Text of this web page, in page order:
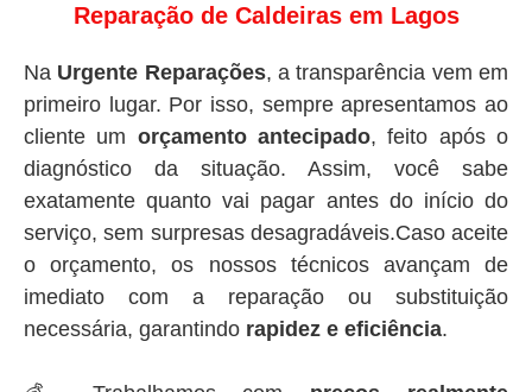
Reparação de Caldeiras em Lagos
Na Urgente Reparações, a transparência vem em
primeiro lugar. Por isso, sempre apresentamos ao
cliente um orçamento antecipado, feito após o
diagnóstico da situação. Assim, você sabe
exatamente quanto vai pagar antes do início do
serviço, sem surpresas desagradáveis.Caso aceite
o orçamento, os nossos técnicos avançam de
imediato com a reparação ou substituição
necessária, garantindo rapidez e eficiência.